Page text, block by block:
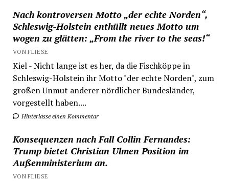
Nach kontroversen Motto „der echte Norden“,
Schleswig-Holstein enthüllt neues Motto um
wogen zu glätten: „From the river to the seas!“
VON FLIESE
Kiel - Nicht lange ist es her, da die Fischköppe in
Schleswig-Holstein ihr Motto "der echte Norden", zum
großen Unmut anderer nördlicher Bundesländer,
vorgestellt haben....
Hinterlasse einen Kommentar
Konsequenzen nach Fall Collin Fernandes:
Trump bietet Christian Ulmen Position im
Außenministerium an.
VON FLIESE